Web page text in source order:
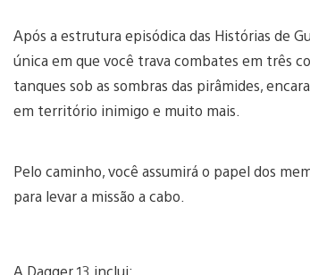
Após a estrutura episódica das Histórias de
única em que você trava combates em três
tanques sob as sombras das pirâmides,
em território inimigo e muito mais.
Pelo caminho, você assumirá o papel dos
para levar a missão a cabo.
A Dagger 13 inclui: